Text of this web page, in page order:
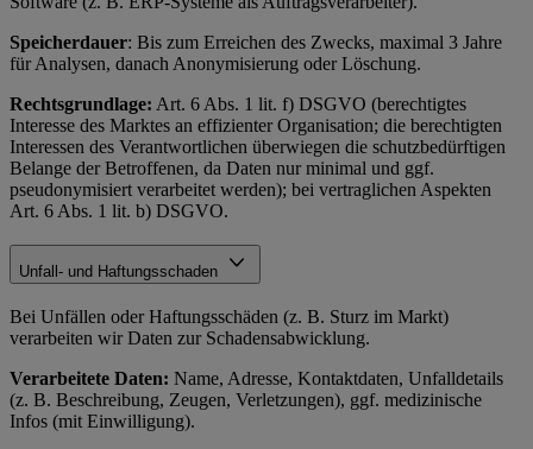
Speicherdauer: Bis zum Erreichen des Zwecks, maximal 3 Jahre
für Analysen, danach Anonymisierung oder Löschung.
Rechtsgrundlage: Art. 6 Abs. 1 lit. f) DSGVO (berechtigtes
Interesse des Marktes an effizienter Organisation; die berechtigten
Interessen des Verantwortlichen überwiegen die schutzbedürftigen
Belange der Betroffenen, da Daten nur minimal und ggf.
pseudonymisiert verarbeitet werden); bei vertraglichen Aspekten
Art. 6 Abs. 1 lit. b) DSGVO.
Unfall- und Haftungsschaden
Bei Unfällen oder Haftungsschäden (z. B. Sturz im Markt)
verarbeiten wir Daten zur Schadensabwicklung.
Verarbeitete Daten: Name, Adresse, Kontaktdaten, Unfalldetails
(z. B. Beschreibung, Zeugen, Verletzungen), ggf. medizinische
Infos (mit Einwilligung).